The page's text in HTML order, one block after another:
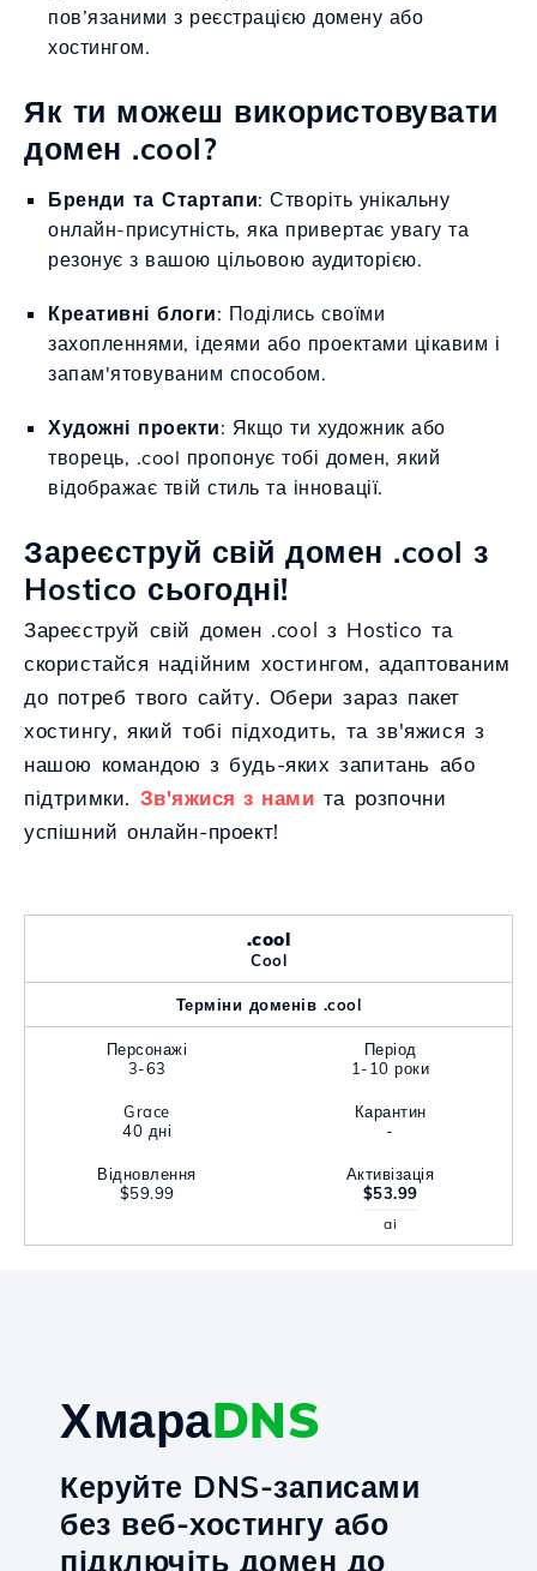
пов’язаними з реєстрацією домену або
хостингом.
Як ти можеш використовувати
домен .cool?
Бренди та Стартапи: Створіть унікальну
онлайн-присутність, яка привертає увагу та
резонує з вашою цільовою аудиторією.
Креативні блоги: Поділись своїми
захопленнями, ідеями або проектами цікавим і
запам'ятовуваним способом.
Художні проекти: Якщо ти художник або
творець, .cool пропонує тобі домен, який
відображає твій стиль та інновації.
Зареєструй свій домен .cool з
Hostico сьогодні!
Зареєструй свій домен .cool з Hostico та
скористайся надійним хостингом, адаптованим
до потреб твого сайту. Обери зараз пакет
хостингу, який тобі підходить, та зв'яжися з
нашою командою з будь-яких запитань або
підтримки. Зв'яжися з нами та розпочни
успішний онлайн-проект!
.cool
Cool
Терміни доменів .cool
Персонажі
3-63
Період
1-10 роки
Grace
40 дні
Карантин
-
Відновлення
$59.99
Активізація
$53.99
ai
ХмараDNS
Керуйте DNS-записами
без веб-хостингу або
підключіть домен до